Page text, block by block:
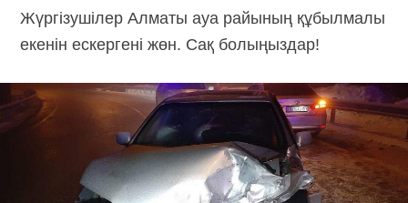
Жүргізушілер Алматы ауа райының құбылмалы
екенін ескергені жөн. Сақ болыңыздар!